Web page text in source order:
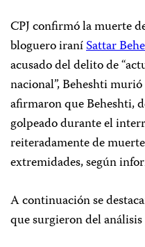
CPJ confirmó la muerte
bloguero iraníSattar
acusado del delito de
nacional”, Beheshti
afirmaron que Beheshti,
golpeado durante el
reiteradamente de
extremidades, según
A continuación se
que surgieron del análisis